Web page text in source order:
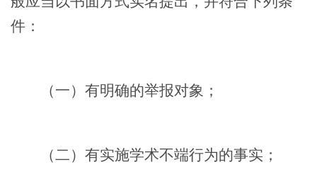
件：
（一）有明确的举报对象；
（二）有实施学术不端行为的事实；